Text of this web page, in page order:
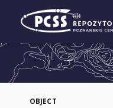
OBJECT